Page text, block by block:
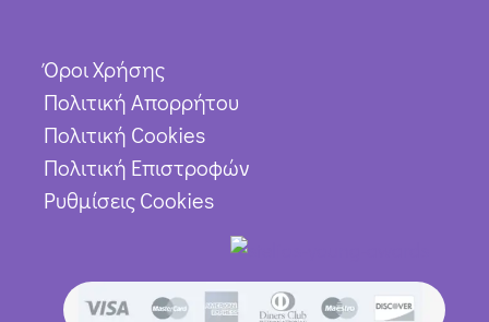
Όροι Χρήσης
Πολιτική Απορρήτου
Πολιτική Cookies
Πολιτική Επιστροφών
Ρυθμίσεις Cookies